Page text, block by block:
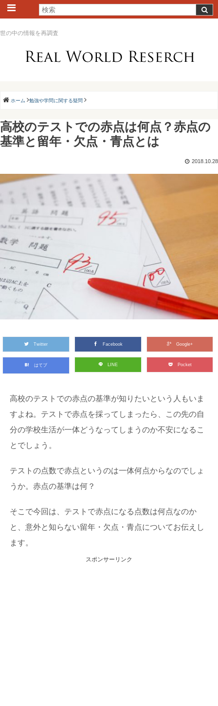
世の中の情報を再調査
ホーム 勉強や学問に関する疑問
高校のテストでの赤点は何点？赤点の
基準と留年・欠点・青点とは
2018.10.28
Twitter Facebook Google+
はてブ LINE Pocket
高校のテストでの赤点の基準が知りたいという人もいま
すよね。テストで赤点を採ってしまったら、この先の自
分の学校生活が一体どうなってしまうのか不安になるこ
とでしょう。
テストの点数で赤点というのは一体何点からなのでしょ
うか。赤点の基準は何？
そこで今回は、テストで赤点になる点数は何点なのか
と、意外と知らない留年・欠点・青点についてお伝えし
ます。
スポンサーリンク